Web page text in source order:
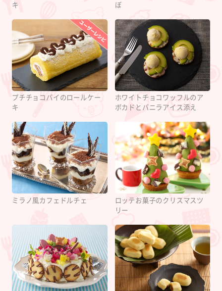
キ
ぼ
プチチョコパイのロールケー
キ
ホワイトチョコワッフルのア
ボカドとバニラアイス添え
ミラノ風カフェドルチェ
ロッテお菓子のクリスマスツ
リー